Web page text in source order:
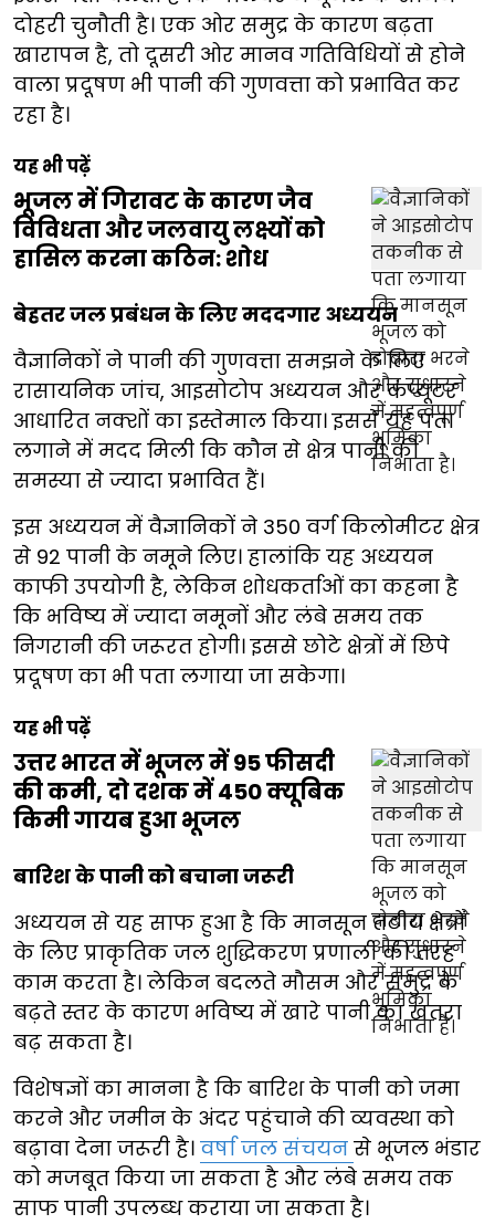
दोहरी चुनौती है। एक ओर समुद्र के कारण बढ़ता
खारापन है, तो दूसरी ओर मानव गतिविधियों से होने
वाला प्रदूषण भी पानी की गुणवत्ता को प्रभावित कर
रहा है।
यह भी पढ़ें
भूजल में गिरावट के कारण जैव
विविधता और जलवायु लक्ष्यों को
हासिल करना कठिन: शोध
बेहतर जल प्रबंधन के लिए मददगार अध्ययन
वैज्ञानिकों ने पानी की गुणवत्ता समझने के लिए
रासायनिक जांच, आइसोटोप अध्ययन और कंप्यूटर
आधारित नक्शों का इस्तेमाल किया। इससे यह पता
लगाने में मदद मिली कि कौन से क्षेत्र पानी की
समस्या से ज्यादा प्रभावित हैं।
इस अध्ययन में वैज्ञानिकों ने 350 वर्ग किलोमीटर क्षेत्र
से 92 पानी के नमूने लिए। हालांकि यह अध्ययन
काफी उपयोगी है, लेकिन शोधकर्ताओं का कहना है
कि भविष्य में ज्यादा नमूनों और लंबे समय तक
निगरानी की जरूरत होगी। इससे छोटे क्षेत्रों में छिपे
प्रदूषण का भी पता लगाया जा सकेगा।
यह भी पढ़ें
उत्तर भारत में भूजल में 95 फीसदी
की कमी, दो दशक में 450 क्यूबिक
किमी गायब हुआ भूजल
बारिश के पानी को बचाना जरूरी
अध्ययन से यह साफ हुआ है कि मानसून तटीय क्षेत्रों
के लिए प्राकृतिक जल शुद्धिकरण प्रणाली की तरह
काम करता है। लेकिन बदलते मौसम और समुद्र के
बढ़ते स्तर के कारण भविष्य में खारे पानी का खतरा
बढ़ सकता है।
विशेषज्ञों का मानना है कि बारिश के पानी को जमा
करने और जमीन के अंदर पहुंचाने की व्यवस्था को
बढ़ावा देना जरूरी है। वर्षा जल संचयन से भूजल भंडार
को मजबूत किया जा सकता है और लंबे समय तक
साफ पानी उपलब्ध कराया जा सकता है।